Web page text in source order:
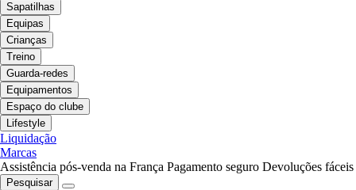
Sapatilhas
Equipas
Crianças
Treino
Guarda-redes
Equipamentos
Espaço do clube
Lifestyle
Liquidação
Marcas
Assistência pós-venda na França Pagamento seguro Devoluções fáceis
Pesquisar